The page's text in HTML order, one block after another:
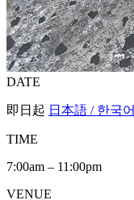
DATE
即日起 日本語 / 한국어
TIME
7:00am – 11:00pm
VENUE